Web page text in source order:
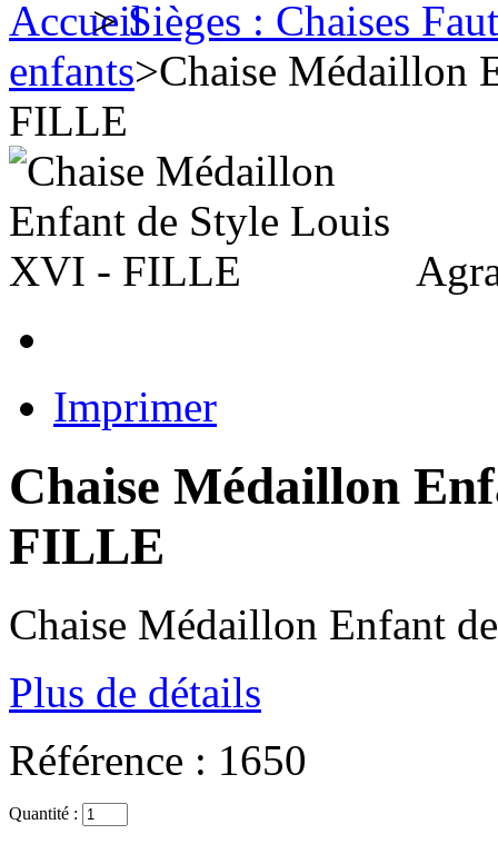
> Sièges : Chaises
enfants>Chaise Médaillon
FILLE
Imprimer
Chaise Médaillon
FILLE
Chaise Médaillon Enfant
Plus de détails
Référence : 1650
Quantité :